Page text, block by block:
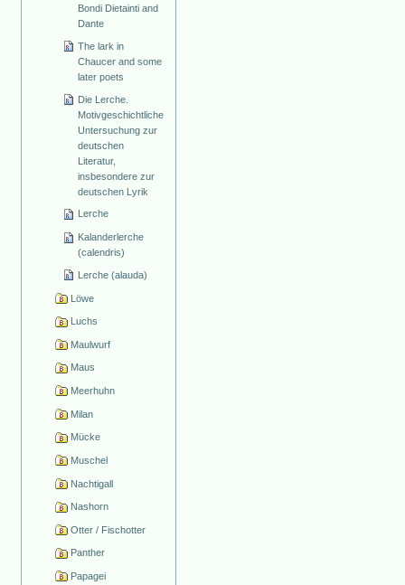
Bondi Dietainti and
Dante
The lark in
Chaucer and some
later poets
Die Lerche.
Motivgeschichtliche
Untersuchung zur
deutschen
Literatur,
insbesondere zur
deutschen Lyrik
Lerche
Kalanderlerche
(calendris)
Lerche (alauda)
Löwe
Luchs
Maulwurf
Maus
Meerhuhn
Milan
Mücke
Muschel
Nachtigall
Nashorn
Otter / Fischotter
Panther
Papagei